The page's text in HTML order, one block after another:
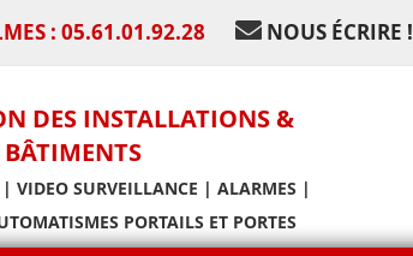
: 05.61.01.92.28 NOUS ÉCRIRE !
DES INSTALLATIONS &
BÂTIMENTS
| VIDEO SURVEILLANCE | ALARMES |
PORTAILS ET PORTES